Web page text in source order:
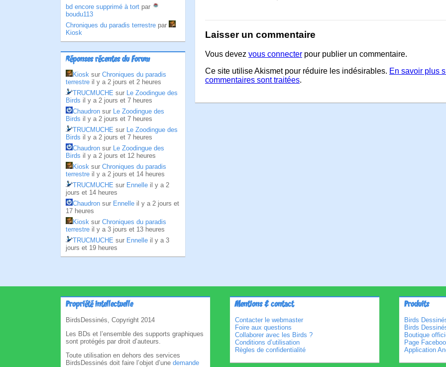
bd encore supprimé à tort par
boudu113
Chroniques du paradis terrestre par
Kiosk
Réponses récentes du Forum
Kiosk sur Chroniques du paradis
terrestre il y a 2 jours et 2 heures
TRUCMUCHE sur Le Zoodingue des
Birds il y a 2 jours et 7 heures
Chaudron sur Le Zoodingue des
Birds il y a 2 jours et 7 heures
TRUCMUCHE sur Le Zoodingue des
Birds il y a 2 jours et 7 heures
Chaudron sur Le Zoodingue des
Birds il y a 2 jours et 12 heures
Kiosk sur Chroniques du paradis
terrestre il y a 2 jours et 14 heures
TRUCMUCHE sur Ennelle il y a 2
jours et 14 heures
Chaudron sur Ennelle il y a 2 jours et
17 heures
Kiosk sur Chroniques du paradis
terrestre il y a 3 jours et 13 heures
TRUCMUCHE sur Ennelle il y a 3
jours et 19 heures
Laisser un commentaire
Vous devez vous connecter pour publier un commentaire.
Ce site utilise Akismet pour réduire les indésirables. En savoir plus
commentaires sont traitées.
Propriété intellectuelle
BirdsDessinés, Copyright 2014
Les BDs et l’ensemble des supports graphiques
sont protégés par droit d’auteurs.
Toute utilisation en dehors des services
BirdsDessinés doit faire l’objet d’une demande
Mentions & contact
Contacter le webmaster
Foire aux questions
Collaborer avec les Birds ?
Conditions d’utilisation
Règles de confidentialité
Produits
Birds
Birds
Boutique
Page
Application